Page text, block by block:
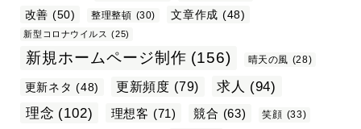
改善 (50) 整理整頓 (30) 文章作成 (48)
新型コロナウイルス (25)
新規ホームページ制作 (156) 晴天の風 (28)
更新ネタ (48) 更新頻度 (79) 求人 (94)
理念 (102) 理想客 (71) 競合 (63) 笑顔 (33)